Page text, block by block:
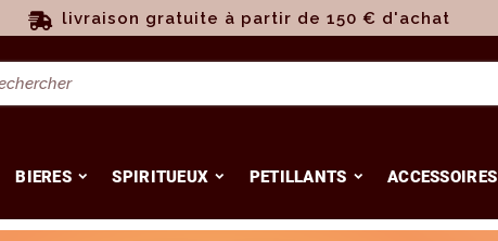
livraison gratuite à partir de 150 € d'achat
BIERES SPIRITUEUX PETILLANTS ACCESSOIRES